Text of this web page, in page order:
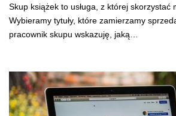
Skup książek to usługa, z której skorzystać
Wybieramy tytuły, które zamierzamy
pracownik skupu wskazuję, jaką…